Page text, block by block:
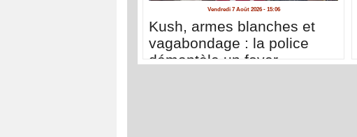
Vendredi 7 Août 2026 - 15:06
Kush, armes blanches et
vagabondage : la police
démantèle un foyer